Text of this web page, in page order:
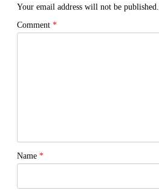
Your email address will not be published.
Comment *
Name *